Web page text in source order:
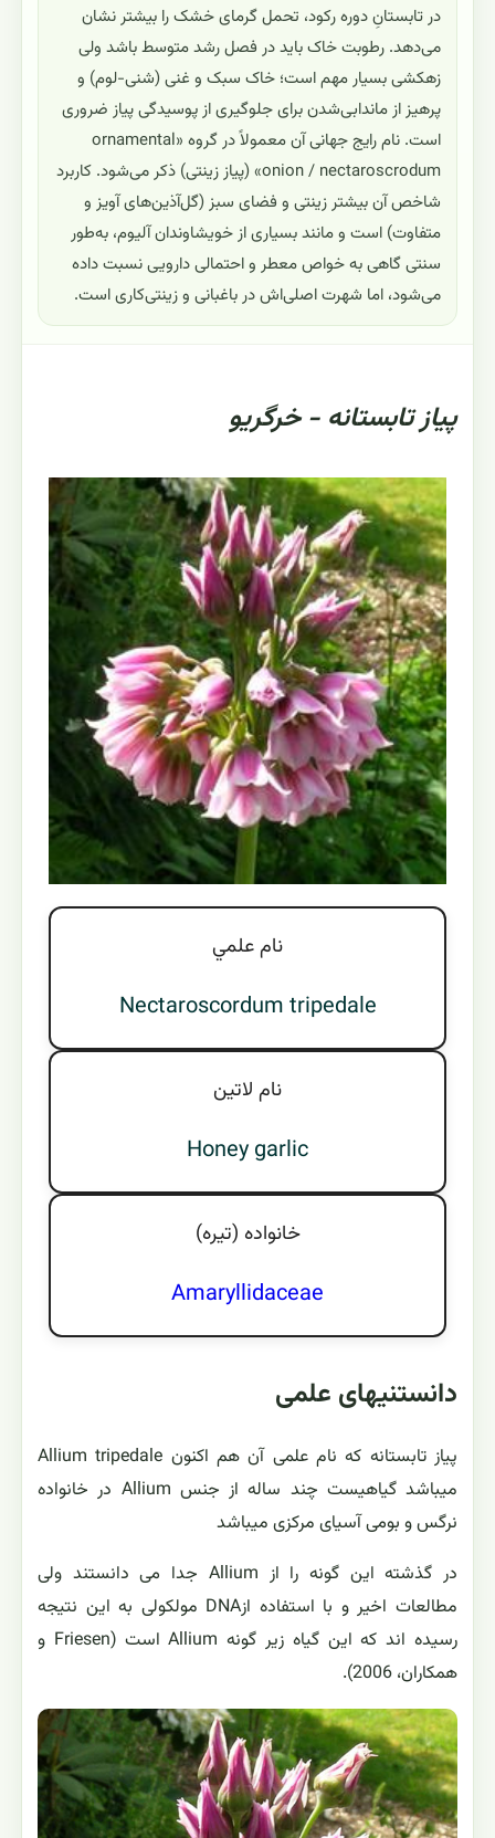
در تابستانِ دوره رکود، تحمل گرمای خشک را بیشتر نشان
می‌دهد. رطوبت خاک باید در فصل رشد متوسط باشد ولی
زهکشی بسیار مهم است؛ خاک سبک و غنی (شنی-لوم) و
پرهیز از ماندابی‌شدن برای جلوگیری از پوسیدگی پیاز ضروری
است. نام رایج جهانی آن معمولاً در گروه «ornamental
onion / nectaroscrodum» (پیاز زینتی) ذکر می‌شود. کاربرد
شاخص آن بیشتر زینتی و فضای سبز (گل‌آذین‌های آویز و
متفاوت) است و مانند بسیاری از خویشاوندان آلیوم، به‌طور
سنتی گاهی به خواص معطر و احتمالی دارویی نسبت داده
می‌شود، اما شهرت اصلی‌اش در باغبانی و زینتی‌کاری است.
پیاز تابستانه - خرگريو
نام علمي
Nectaroscordum tripedale
نام لاتين
Honey garlic
خانواده (تيره)
Amaryllidaceae
دانستنیهای علمی
پیاز تابستانه که نام علمی آن هم اکنون Allium tripedale
میباشد گیاهیست چند ساله از جنس Allium در خانواده
نرگس و بومی آسیای مرکزی میباشد
در گذشته این گونه را از Allium جدا می دانستند ولی
مطالعات اخیر و با استفاده ازDNA مولکولی به این نتیجه
رسیده اند که این گیاه زیر گونه Allium است (Friesen و
همکاران، 2006).